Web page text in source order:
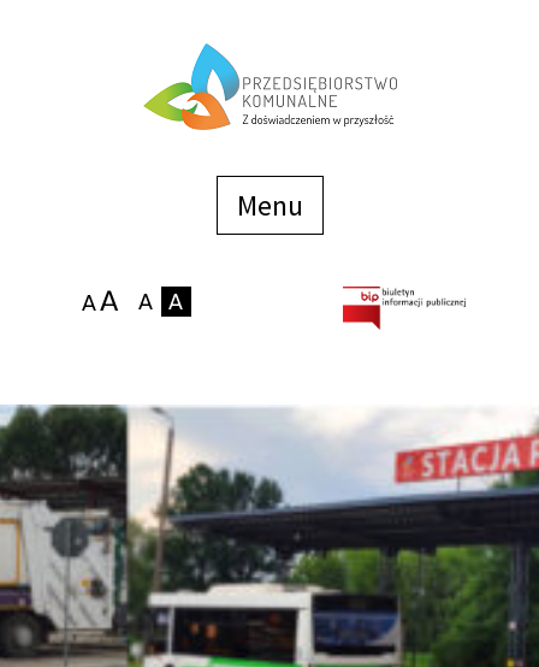
Menu
Zakłady
Podaj stan wodomierza
Kontakt
Oferta